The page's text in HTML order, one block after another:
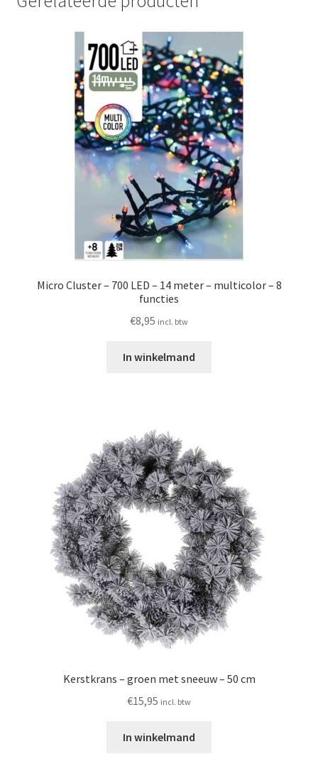
Micro Cluster – 700 LED – 14 meter – multicolor – 8
functies
€8,95 incl. btw
In winkelmand
Kerstkrans – groen met sneeuw – 50 cm
€15,95 incl. btw
In winkelmand